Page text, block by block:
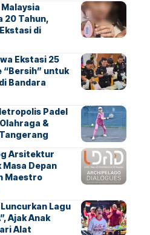
20 Tahun,
di
Ekstasi 25
“Bersih” untuk
Bandara
Padel
&
Arsitektur
Masa Depan
Maestro
Lagu
Ajak Anak
Alat